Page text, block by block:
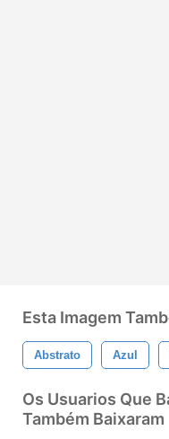
Esta Imagem
Abstrato Azul
Os Usuarios Que
Também Baixaram